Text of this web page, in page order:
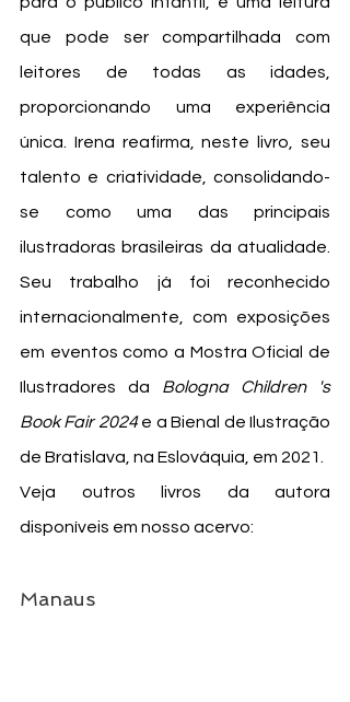
que pode ser compartilhada com
leitores de todas as idades,
proporcionando uma experiência
única. Irena reafirma, neste livro, seu
talento e criatividade, consolidando-
se como uma das principais
ilustradoras brasileiras da atualidade.
Seu trabalho já foi reconhecido
internacionalmente, com exposições
em eventos como a Mostra Oficial de
Ilustradores da Bologna Children 's
Book Fair 2024 e a Bienal de Ilustração
de Bratislava, na Eslováquia, em 2021.
Veja outros livros da autora
disponíveis em nosso acervo:
Manaus